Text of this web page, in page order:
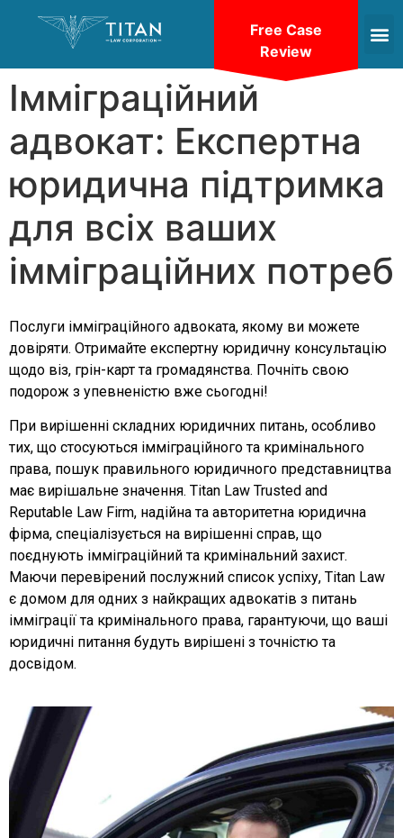
Імміграційний
адвокат: Експертна
юридична підтримка
для всіх ваших
імміграційних потреб
Послуги імміграційного адвоката, якому ви можете
довіряти. Отримайте експертну юридичну консультацію
щодо віз, грін-карт та громадянства. Почніть свою
подорож з упевненістю вже сьогодні!
При вирішенні складних юридичних питань, особливо
тих, що стосуються імміграційного та кримінального
права, пошук правильного юридичного представництва
має вирішальне значення. Titan Law Trusted and
Reputable Law Firm, надійна та авторитетна юридична
фірма, спеціалізується на вирішенні справ, що
поєднують імміграційний та кримінальний захист.
Маючи перевірений послужний список успіху, Titan Law
є домом для одних з найкращих адвокатів з питань
імміграції та кримінального права, гарантуючи, що ваші
юридичні питання будуть вирішені з точністю та
досвідом.
Free Case
Review